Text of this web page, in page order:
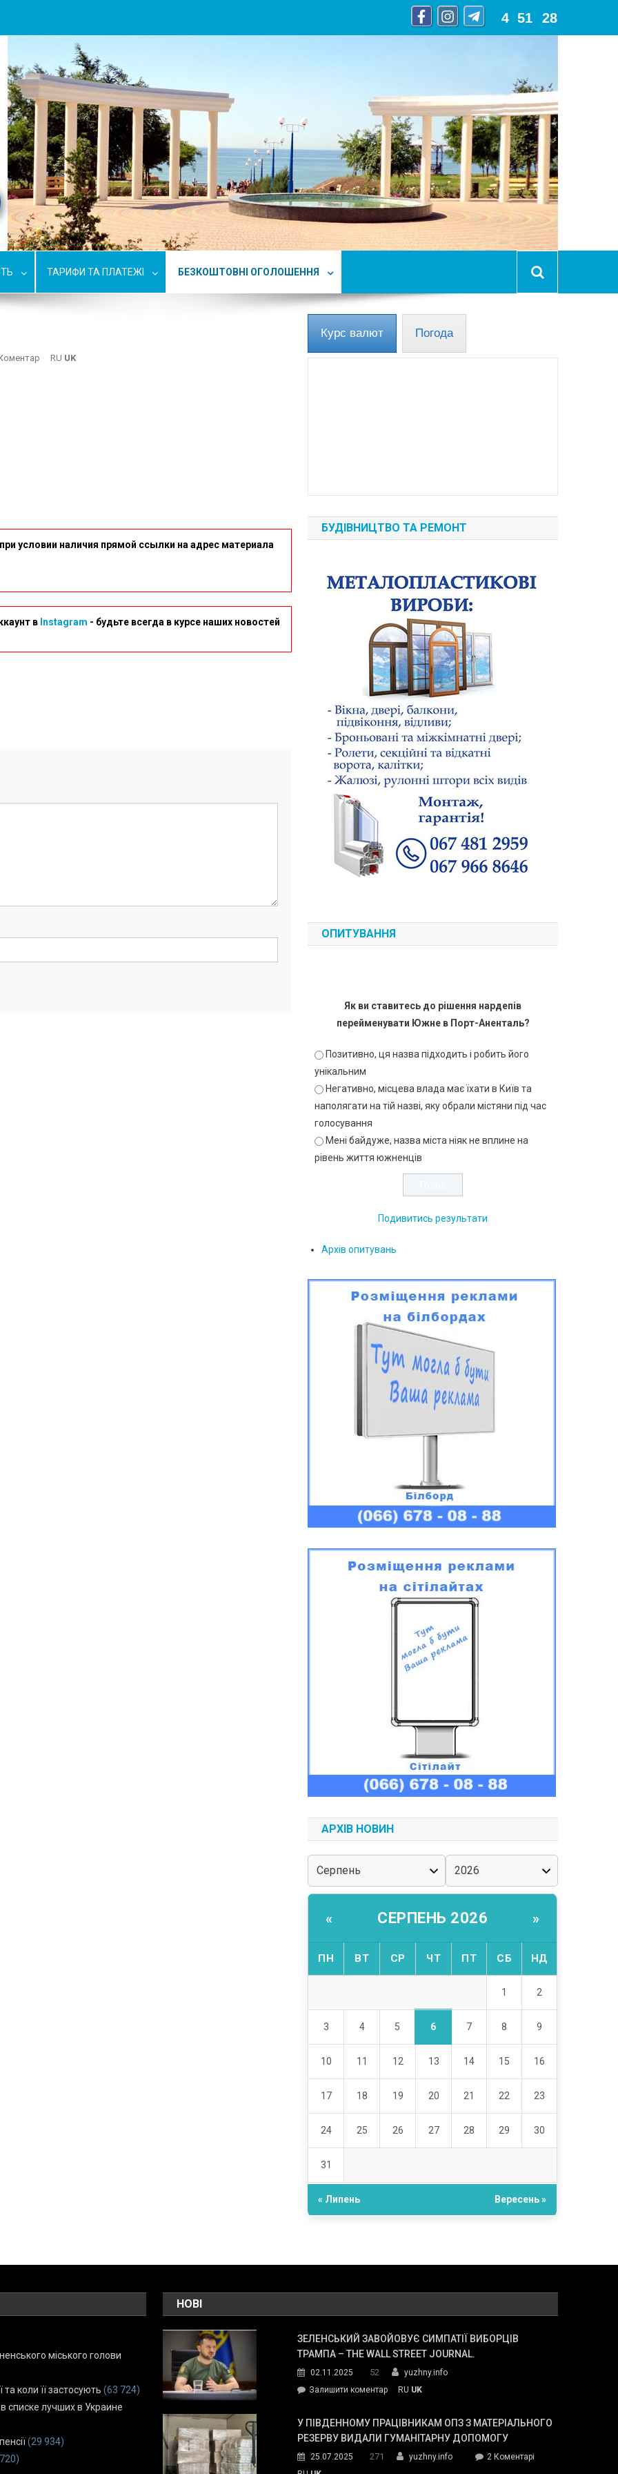
4 51 29
ТАРИФИ ТА ПЛАТЕЖІ БЕЗКОШТОВНІ ОГОЛОШЕННЯ
RU UK
условии наличия прямой ссылки на адрес материала
в Instagram - будьте всегда в курсе наших новостей
Курс валют Погода
БУДІВНИЦТВО ТА РЕМОНТ
ОПИТУВАННЯ
Як ви ставитесь до рішення нардепів
перейменувати Южне в Порт-Аненталь?
Позитивно, ця назва підходить і робить його
унікальним
Негативно, місцева влада має їхати в Київ та
наполягати на тій назві, яку обрали містяни під час
голосування
Мені байдуже, назва міста ніяк не вплине на
рівень життя южненців
Подивитись результати
Архів опитувань
АРХІВ НОВИН
« СЕРПЕНЬ 2026 »
ПН ВТ СР ЧТ ПТ СБ НД
1 2
3 4 5 6 7 8 9
10 11 12 13 14 15 16
17 18 19 20 21 22 23
24 25 26 27 28 29 30
31
« Липень Вересень »
міського голови
коли її застосують (63 724)
списке лучших в Украине
(29 934)
НОВІ
ЗЕЛЕНСЬКИЙ ЗАВОЙОВУЄ СИМПАТІЇ ВИБОРЦІВ
ТРАМПА – THE WALL STREET JOURNAL.
02.11.2025 52
yuzhny.info
Залишити коментарon
завойовує
симпатії
Трампа
RU UK
У ПІВДЕННОМУ ПРАЦІВНИКАМ ОПЗ З МАТЕРІАЛЬНОГО
РЕЗЕРВУ ВИДАЛИ ГУМАНІТАРНУ ДОПОМОГУ
25.07.2025 271 yuzhny.info 2 Коментарідо